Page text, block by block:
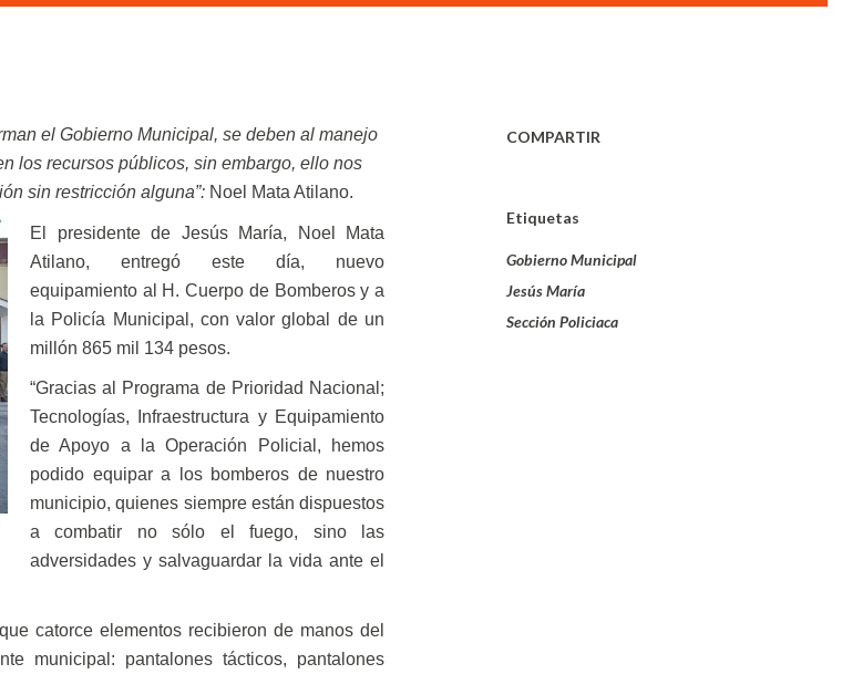
los recursos públicos, sin embargo, ello nos
sin restricción alguna”:Noel Mata Atilano.
El presidente de Jesús María, Noel Mata
Atilano, entregó este día, nuevo
equipamiento al H. Cuerpo de Bomberos y a
la Policía Municipal, con valor global de un
millón 865 mil 134 pesos.
“Gracias al Programa de Prioridad Nacional;
Tecnologías, Infraestructura y Equipamiento
de Apoyo a la Operación Policial, hemos
podido equipar a los bomberos de nuestro
municipio, quienes siempre están dispuestos
a combatir no sólo el fuego, sino las
adversidades y salvaguardar la vida ante el
catorce elementos recibieron de manos del
municipal: pantalones tácticos, pantalones
COMPARTIR
Etiquetas
Gobierno Municipal
Jesús María
Sección Policiaca